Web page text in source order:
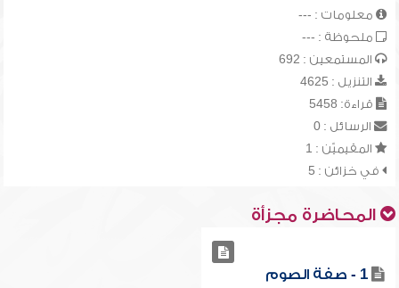
معلومات : ---
ملحوظة : ---
المستمعين : 692
التنزيل : 4625
قراءة: 5458
الرسائل : 0
المقيميّن : 1
في خزائن : 5
المحاضرة مجزأة
1 - صفة الصوم